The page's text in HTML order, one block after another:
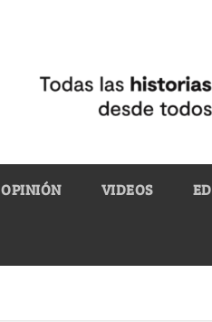
OPINIÓN VIDEOS